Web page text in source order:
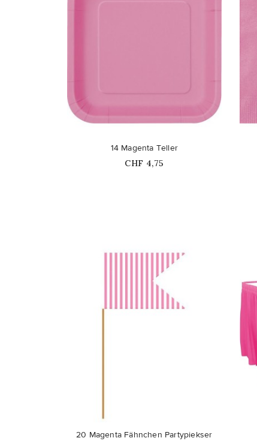
favorite_border
14 Magenta Teller
Price
CHF 4,75
favorite_border
20 Magenta Fähnchen Partypiekser